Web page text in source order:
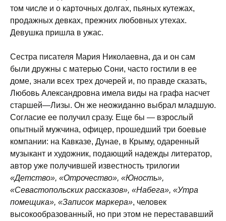
том числе и о карточных долгах, пьяных кутежах,
продажных девках, прежних любовных утехах.
Девушка пришла в ужас.
Сестра писателя Мария Николаевна, да и он сам
были дружны с матерью Сони, часто гостили в ее
доме, знали всех трех дочерей и, по правде сказать,
Любовь Александровна имела виды на графа насчет
старшей—Лизы. Он же неожиданно выбрал младшую.
Согласие ее получил сразу. Еще бы — взрослый
опытный мужчина, офицер, прошедший три боевые
компании: на Кавказе, Дунае, в Крыму, одаренный
музыкант и художник, подающий надежды литератор,
автор уже получившей известность трилогии
«Детство», «Отрочество», «Юность»,
«Севастопольских рассказов», «Набега», «Утра
помещика», «Записок маркера», человек
высокообразованный, но при этом не перестававший